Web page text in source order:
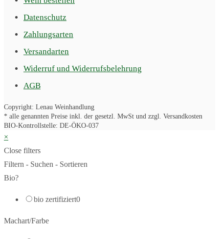
Datenschutz
Zahlungsarten
Versandarten
Widerruf und Widerrufsbelehrung
AGB
Copyright: Lenau Weinhandlung
* alle genannten Preise inkl. der gesetzl. MwSt und zzgl. Versandkosten
BIO-Kontrollstelle: DE-ÖKO-037
×
Close filters
Filtern - Suchen - Sortieren
Bio?
bio zertifiziert0
Machart/Farbe